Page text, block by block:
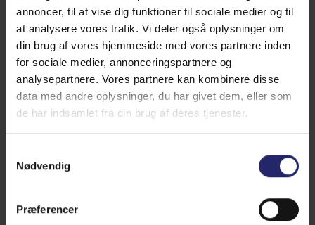
annoncer, til at vise dig funktioner til sociale medier og til
at analysere vores trafik. Vi deler også oplysninger om
din brug af vores hjemmeside med vores partnere inden
for sociale medier, annonceringspartnere og
analysepartnere. Vores partnere kan kombinere disse
data med andre oplysninger, du har givet dem, eller som
de har indsamlet fra din brug af deres tjenester.
Nødvendig
Præferencer
90 kr. rabat på kastration
Gratis øretatovering ifbm. anden narkose
10% på forsikring hos Dyrekassen Danmark
Selvfølgelig fortsat fri:
Fodervejledning
Aftalen kan ikke kombineres med andre rabatter eller tilbud.
Dyreklinik og kun i den normale åbningstid.